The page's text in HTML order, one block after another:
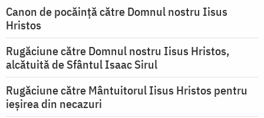
Canon de pocăință către Domnul nostru Iisus
Hristos
Rugăciune către Domnul nostru Iisus Hristos,
alcătuită de Sfântul Isaac Sirul
Rugăciune către Mântuitorul Iisus Hristos pentru
ieşirea din necazuri